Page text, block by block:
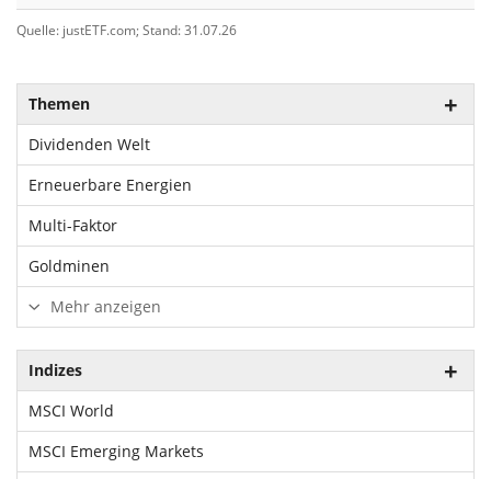
Quelle: justETF.com; Stand: 31.07.26
Themen
Dividenden Welt
Erneuerbare Energien
Multi-Faktor
Goldminen
Mehr anzeigen
Indizes
MSCI World
MSCI Emerging Markets